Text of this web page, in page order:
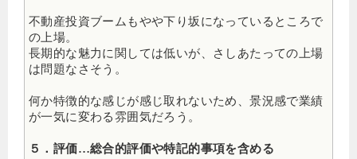
不動産投資ブームもやや下り坂になっているところで
の上場。
長期的な魅力に関しては低いが、さしあたっての上場
は問題なさそう。
何か特徴的な感じが感じ取れないため、景況感で業績
が一気に変わる雰囲気だろう。
５．評価…総合的評価や特記的事項を含める